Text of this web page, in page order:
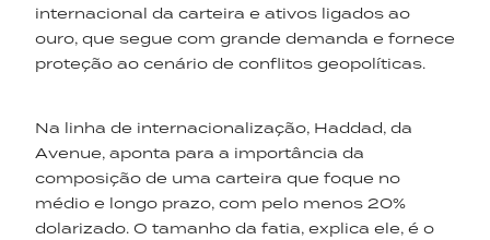
internacional da carteira e ativos ligados ao
ouro, que segue com grande demanda e fornece
proteção ao cenário de conflitos geopolíticas.
Na linha de internacionalização, Haddad, da
Avenue, aponta para a importância da
composição de uma carteira que foque no
médio e longo prazo, com pelo menos 20%
dolarizado. O tamanho da fatia, explica ele, é o